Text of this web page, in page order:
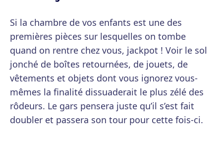
Si la chambre de vos enfants est une des
premières pièces sur lesquelles on tombe
quand on rentre chez vous, jackpot ! Voir le sol
jonché de boîtes retournées, de jouets, de
vêtements et objets dont vous ignorez vous-
mêmes la finalité dissuaderait le plus zélé des
rôdeurs. Le gars pensera juste qu’il s’est fait
doubler et passera son tour pour cette fois-ci.